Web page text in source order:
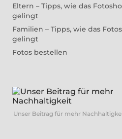
Eltern – Tipps, wie das
gelingt
Familien – Tipps, wie das
gelingt
Fotos bestellen
Unser Beitrag für mehr